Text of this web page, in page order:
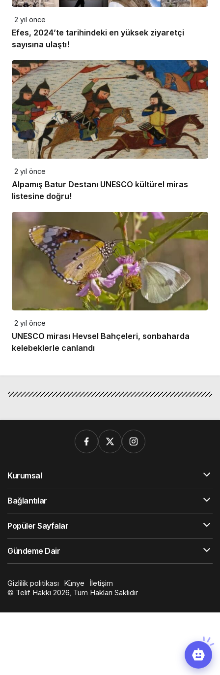
2 yıl önce
Efes, 2024’te tarihindeki en yüksek ziyaretçi
sayısına ulaştı!
2 yıl önce
Alpamış Batur Destanı UNESCO kültürel miras
listesine doğru!
2 yıl önce
UNESCO mirası Hevsel Bahçeleri, sonbaharda
kelebeklerle canlandı
Kurumsal
Bağlantılar
Popüler Sayfalar
Gündeme Dair
Gizlilik politikası Künye
İletişim
© Telif Hakkı 2026, Tüm Hakları Saklıdır